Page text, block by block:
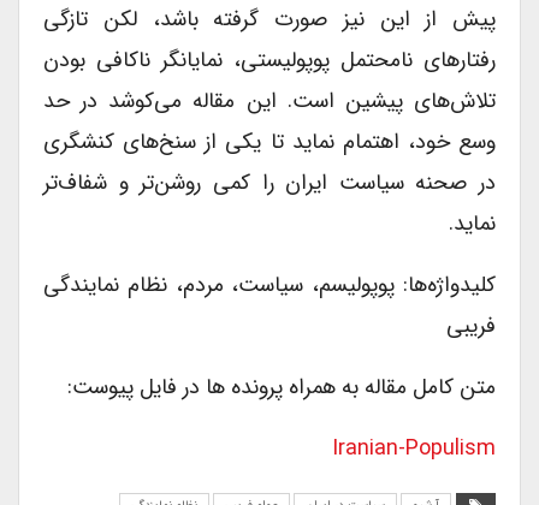
پیش از این نیز صورت گرفته باشد، لکن تازگی
رفتارهای نامحتمل پوپولیستی، نمایانگر ناکافی بودن
تلاش‌های پیشین است. این مقاله می‌کوشد در حد
وسع خود، اهتمام نماید تا یکی از سنخ‌های کنشگری
در صحنه سیاست ایران را کمی روشن‌تر و شفاف‌تر
نماید.
کلیدواژه‌ها: پوپولیسم، سیاست، مردم، نظام نمایندگی
فریبی
متن کامل مقاله به همراه پرونده ها در فایل پیوست:
Iranian-Populism